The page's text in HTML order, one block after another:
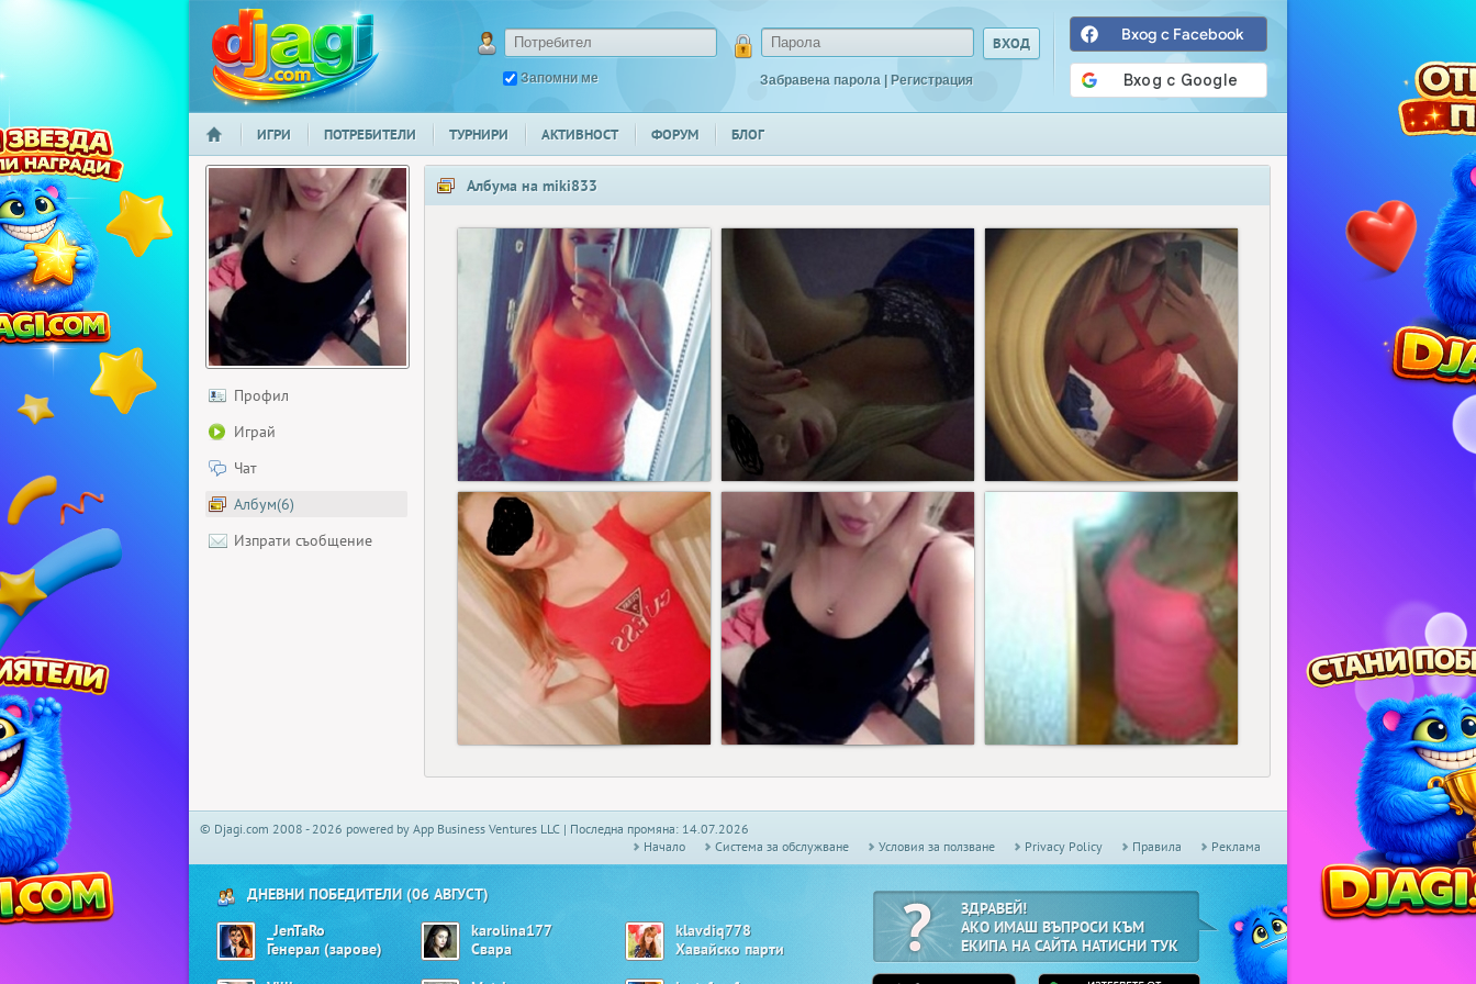
djagi.com
Запомни ме Забравена парола | Регистрация
Вход с Facebook
НАЧАЛО
ИГРИ ПОТРЕБИТЕЛИ ТУРНИРИ АКТИВНОСТ ФОРУМ БЛОГ
Профил
Играй
Чат
Албум(6)
Изпрати съобщение
Албума на miki833
111 77 117
102 90
© Djagi.com 2008 - 2026 powered by App Business Ventures LLC | Последна промяна: 14.07.2026
Начало
Системa за обслужване Условия за ползване Privacy Policy Правила Реклама
ДНЕВНИ ПОБЕДИТЕЛИ (06 АВГУСТ)
_JenTaRo
Генерал (зарове)
karolina177
Свара
klavdiq778
Хавайско парти
ЗДРАВЕЙ!
АКО ИМАШ ВЪПРОСИ КЪМ
ЕКИПА НА САЙТА НАТИСНИ ТУК